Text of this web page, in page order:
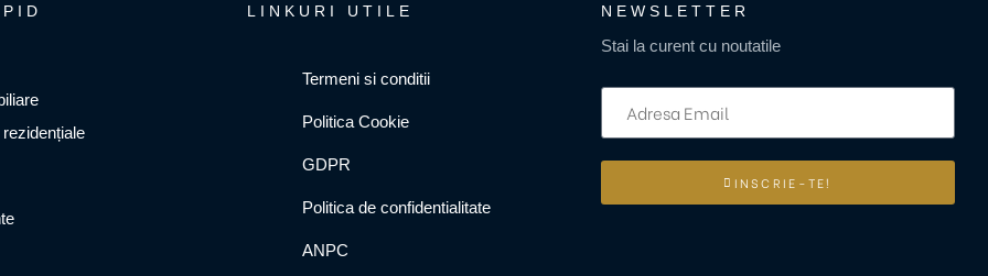
LINKURI UTILE
Termeni si conditii
Politica Cookie
GDPR
Politica de confidentialitate
ANPC
NEWSLETTER
Stai la curent cu noutatile
INSCRIE-TE!